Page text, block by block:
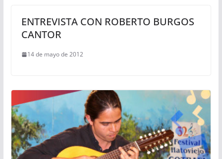
ENTREVISTA CON ROBERTO BURGOS
CANTOR
14 de mayo de 2012